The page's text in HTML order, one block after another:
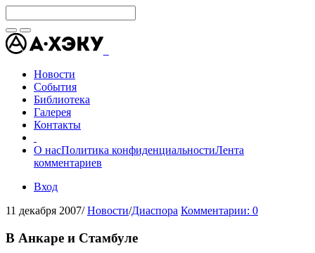
Новости
События
Библиотека
Галерея
Контакты
О насПолитика конфиденциальностиЛента
комментариев
Вход
11 декабря 2007/ Новости/Диаспора Комментарии: 0
В Анкаре и Стамбуле